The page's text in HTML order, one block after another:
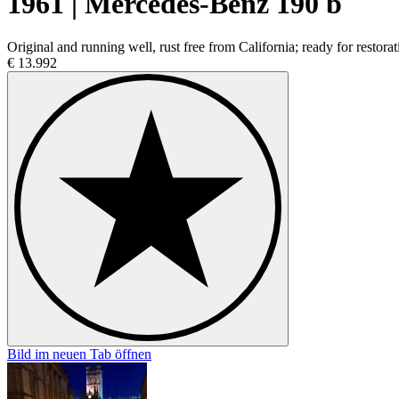
Original and running well, rust free from California; ready for
€ 13.992
Bild im neuen Tab öffnen